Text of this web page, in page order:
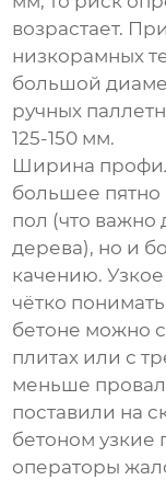
возрастает.
низкорамных
большой
ручных
125-150 мм.
Ширина
большее пятно
пол (что важно
дерева), но и
качению.
чётко
бетоне можно
плитах или с
меньше
поставили на
бетоном узкие
операторы